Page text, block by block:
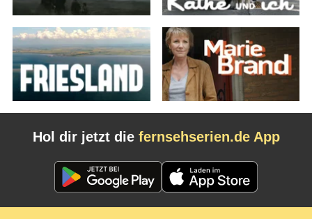
Hol dir jetzt die fernsehserien.de App